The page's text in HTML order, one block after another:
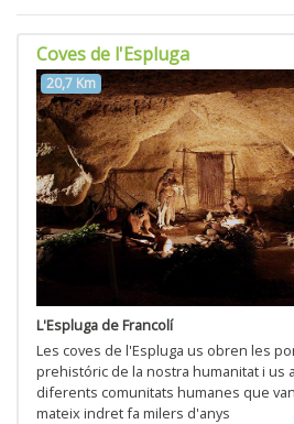
Coves de l'Espluga
20,7 Km
L'Espluga de Francolí
Les coves de l'Espluga us obren les
prehistóric de la nostra humanitat i us
diferents comunitats humanes que
mateix indret fa milers d'anys